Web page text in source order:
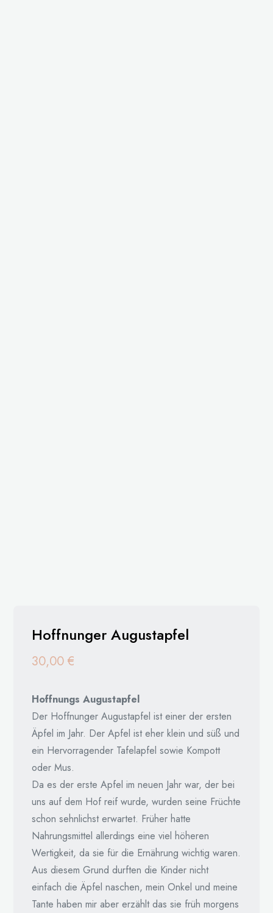
Hoffnunger Augustapfel
30,00€
Hoffnungs Augustapfel
Der Hoffnunger Augustapfel ist einer der ersten
Äpfel im Jahr. Der Apfel ist eher klein und süß und
ein Hervorragender Tafelapfel sowie Kompott
oder Mus.
Da es der erste Apfel im neuen Jahr war, der bei
uns auf dem Hof reif wurde, wurden seine Früchte
schon sehnlichst erwartet. Früher hatte
Nahrungsmittel allerdings eine viel höheren
Wertigkeit, da sie für die Ernährung wichtig waren.
Aus diesem Grund durften die Kinder nicht
einfach die Äpfel naschen, mein Onkel und meine
Tante haben mir aber erzählt das sie früh morgens